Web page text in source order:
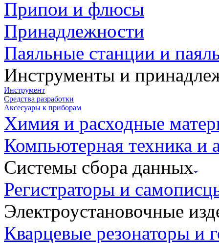
Припои и флюсы
Принадлежности
Паяльные станции и
Инструменты и
Инструмент
Средства разработки
Аксесуары к приборам
Химия и расходные
Компьютерная техника и
Системы сбора данных
Регистраторы и
Электроустановочные
Кварцевые резонаторы и